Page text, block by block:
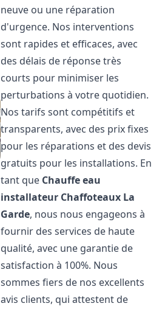
neuve ou une réparation
d'urgence. Nos interventions
sont rapides et efficaces, avec
des délais de réponse très
courts pour minimiser les
perturbations à votre quotidien.
Nos tarifs sont compétitifs et
transparents, avec des prix fixes
pour les réparations et des devis
gratuits pour les installations. En
tant que Chauffe eau
installateur Chaffoteaux La
Garde, nous nous engageons à
fournir des services de haute
qualité, avec une garantie de
satisfaction à 100%. Nous
sommes fiers de nos excellents
avis clients, qui attestent de